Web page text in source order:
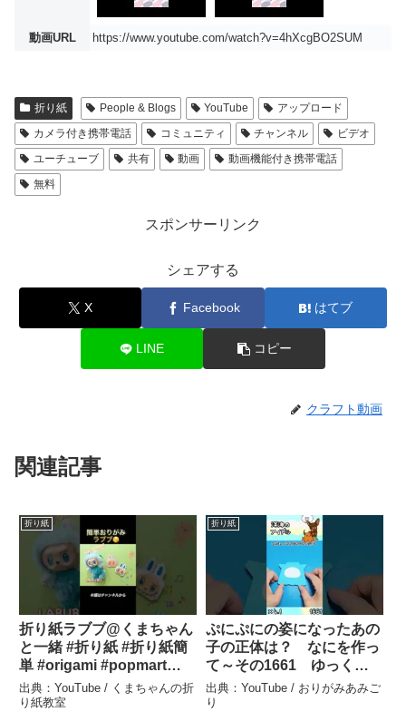
動画URL https://www.youtube.com/watch?v=4hXcgBO2SUM
折り紙 People & Blogs YouTube
アップロード
カメラ付き携帯電話
コミュニティ チャンネル
ビデオ
ユーチューブ
共有 動画
動画機能付き携帯電話
無料
スポンサーリンク
シェアする
X Facebook はてブ
LINE コピー
クラフト動画
関連記事
折り紙
折り紙ラブブ@くまちゃん
と一緒 #折り紙 #折り紙簡
単 #origami #popmart
#labubu #easy #遊べる折
り紙 #paper #lafufu – くま
出典：YouTube / くまちゃんの折
り紙教室
折り紙
ぷにぷにの姿になったあの
子の正体は？ なにを作っ
て～その1661 ゆっくり
の動画が欲しいときはコメ
ント欄で教えてください #
出典：YouTube / おりがみあみご
り